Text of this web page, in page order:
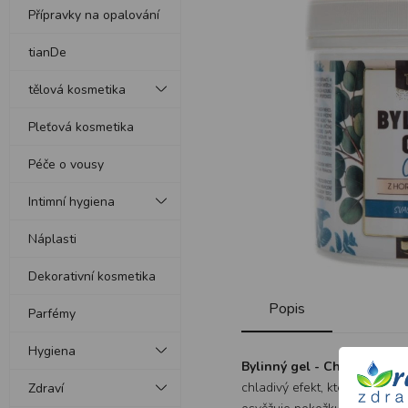
Přípravky na opalování
tianDe
tělová kosmetika
Pleťová kosmetika
Péče o vousy
Intimní hygiena
Náplasti
Dekorativní kosmetika
Parfémy
Hygiena
Zdraví
Popis
Bylinný gel - Chladivý-
chladivý efekt, který